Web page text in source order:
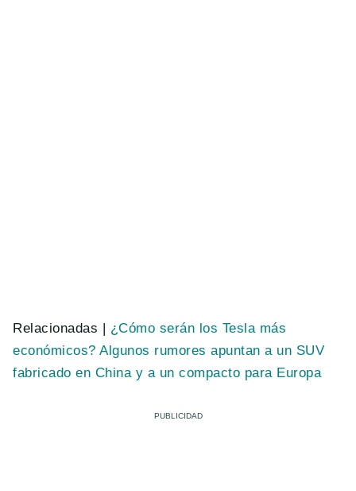
Relacionadas | ¿Cómo serán los Tesla más
económicos? Algunos rumores apuntan a un SUV
fabricado en China y a un compacto para Europa